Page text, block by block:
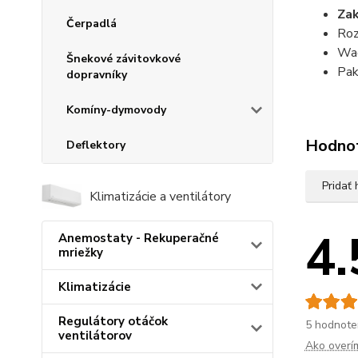
Čerpadlá
Šnekové závitovkové
dopravníky
Komíny-dymovody
Deflektory
Klimatizácie a ventilátory
Anemostaty - Rekuperačné
mriežky
Klimatizácie
Regulátory otáčok
ventilátorov
Pridať
5
Ako